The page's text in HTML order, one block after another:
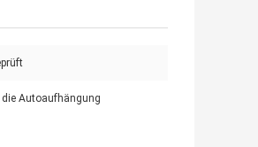
die Autoaufhängung